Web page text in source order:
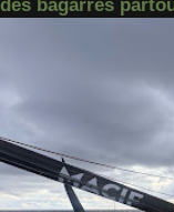
des bagarres